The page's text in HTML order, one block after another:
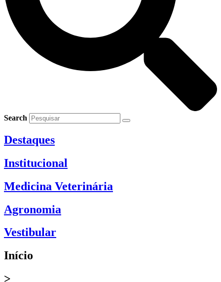
Search
Destaques
Institucional
Medicina Veterinária
Agronomia
Vestibular
Início
>